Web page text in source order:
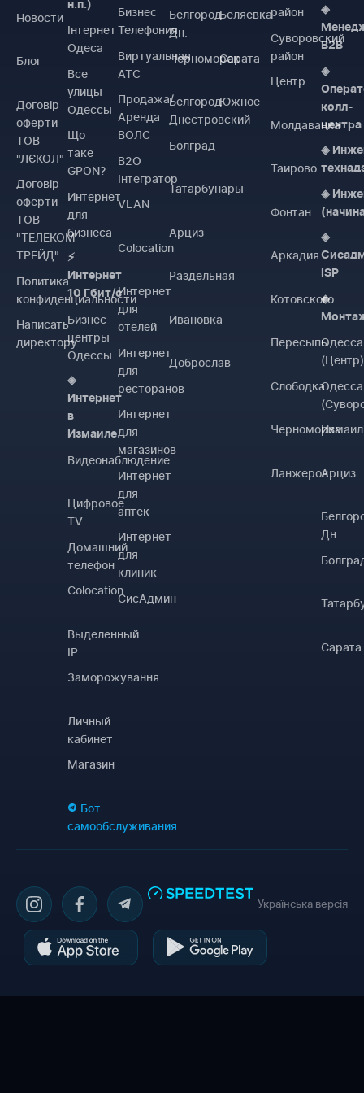
Новости
Блог
Договiр
оферти
ТОВ
"ЛЄКОЛ"
Договiр
оферти
ТОВ
"ТЕЛЕКОМ
ТРЕЙД"
Политика
конфиденциальности
Написать
директору
н.п.)
Інтернет
Одеса
Все
улицы
Одессы
Що
таке
GPON?
Интернет
для
бизнеса
⚡
Интернет
10 Гбит/с
Бизнес-
центры
Одессы
◈
Интернет
в
Измаиле
Видеонаблюдение
Цифровое
TV
Домашний
телефон
Colocation
Выделенный
IP
Заморожування
Личный
кабинет
Магазин
Бот
самообслуживания
Бизнес
Телефония
Виртуальная
АТС
Продажа/
Аренда
ВОЛС
B2O
Інтегратор
VLAN
Colocation
Интернет
для
отелей
Интернет
для
ресторанов
Интернет
для
магазинов
Интернет
для
аптек
Интернет
для
клиник
СисАдмин
Белгород-
Дн.
Черноморск
Белгород-
Днестровский
Болград
Татарбунары
Арциз
Раздельная
Ивановка
Доброслав
Беляевка
Сарата
Южное
район
Суворовский
район
Центр
Молдаванка
Таирово
Фонтан
Аркадия
Котовского
Пересыпь
Слободка
Черноморка
Ланжерон
◈
B2B
◈
колл-
центра
◈
◈
◈
ISP
◈
Одесса
(Центр)
Одесса
Измаил
Арциз
Дн.
Сарата
Українська версія